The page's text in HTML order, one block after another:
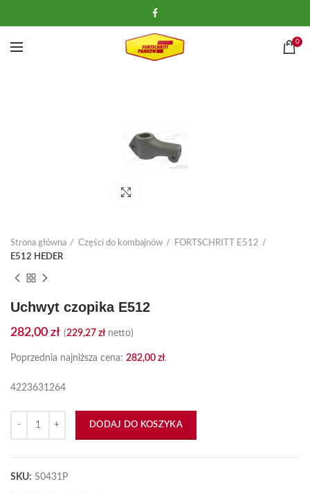
0
Strona główna Części do kombajnów
FORTSCHRITT E512
E512 HEDER
Uchwyt czopika E512
282,00 zł (229,27 złnetto)
Poprzednia najniższa cena: 282,00 zł.
4223631264
DODAJ DO KOSZYKA
SKU: S0431P